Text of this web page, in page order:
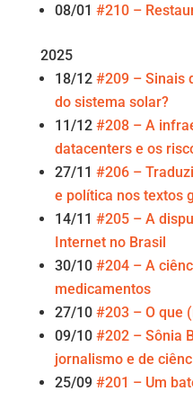
08/01 #210 –
2025
18/12 #209 – Sinais
do sistema solar?
11/12 #208 – A
datacenters e os
27/11 #206 –
e política nos textos
14/11 #205 – A
Internet no Brasil
30/10 #204 – A
medicamentos
27/10 #203 – O que
09/10 #202 – Sônia
jornalismo e de
25/09 #201 – Um